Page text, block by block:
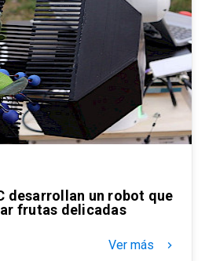
desarrollan un robot que
frutas delicadas
Ver más keyboard_arrow_right